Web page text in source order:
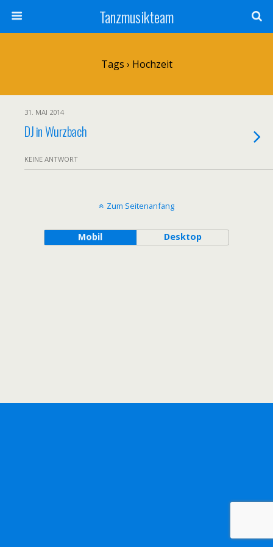
Tanzmusikteam
Tags › Hochzeit
31. MAI 2014
DJ in Wurzbach
KEINE ANTWORT
Zum Seitenanfang
Mobil Desktop